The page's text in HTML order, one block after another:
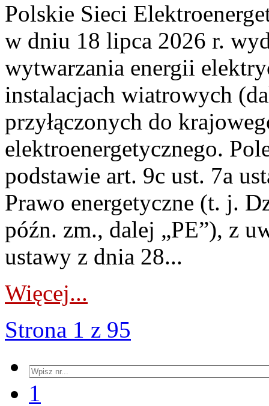
Polskie Sieci
w dniu 18 lipca 2026 r.
wytwarzania energii
instalacjach wiatrowych
przyłączonych do
elektroenergetycznego.
podstawie art. 9c ust. 7a
Prawo energetyczne (t. j.
późn. zm., dalej „PE”), z
ustawy z dnia 28...
Więcej...
Strona 1 z 95
1